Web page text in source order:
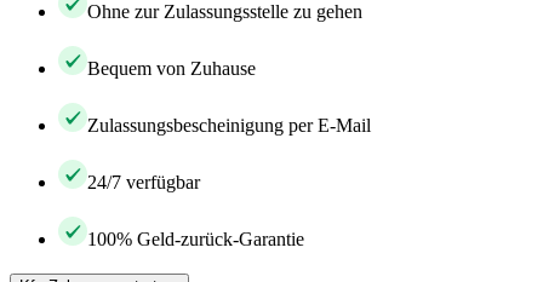
Ohne zur Zulassungsstelle zu gehen
Bequem von Zuhause
Zulassungsbescheinigung per E-Mail
24/7 verfügbar
100% Geld-zurück-Garantie